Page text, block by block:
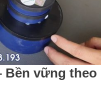
Bền vững theo